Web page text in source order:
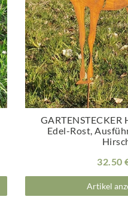
GARTENSTECKER
Edel-Rost,
32.50
Artikel